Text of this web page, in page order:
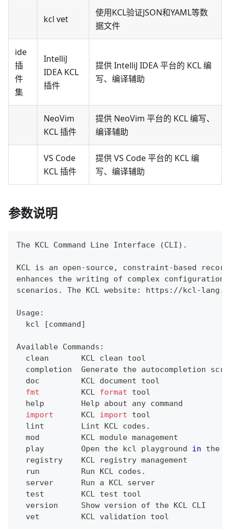
kcl vet
使用KCL验证JSON和YAML等数
据文件
ide
插
件
集
IntelliJ
IDEA KCL
插件
提供 IntelliJ IDEA 平台的 KCL 编
写、编译辅助
NeoVim
KCL 插件
提供 NeoVim 平台的 KCL 编写、
编译辅助
VS Code
KCL 插件
提供 VS Code 平台的 KCL 编
写、编译辅助
参数说明
The KCL Command Line Interface (CLI) .
KCL is an open-source, constraint-based
enhances the writing of complex
scenarios. The KCL website: https://kcl-
Usage:
  kcl
[command]
Available Commands:
  clean       KCL clean tool
completion  Generate the autocompletion
  doc         KCL document tool
fmt
         KCL
format tool
help
        Help about any
command
import
      KCL
import tool
  lint        Lint KCL codes.
  mod         KCL module management
  play        Open the kcl playground
in the
  registry    KCL registry management
  run         Run KCL codes.
  server      Run a KCL server
test
        KCL
test tool
  version     Show version of the KCL CLI
  vet         KCL validation tool